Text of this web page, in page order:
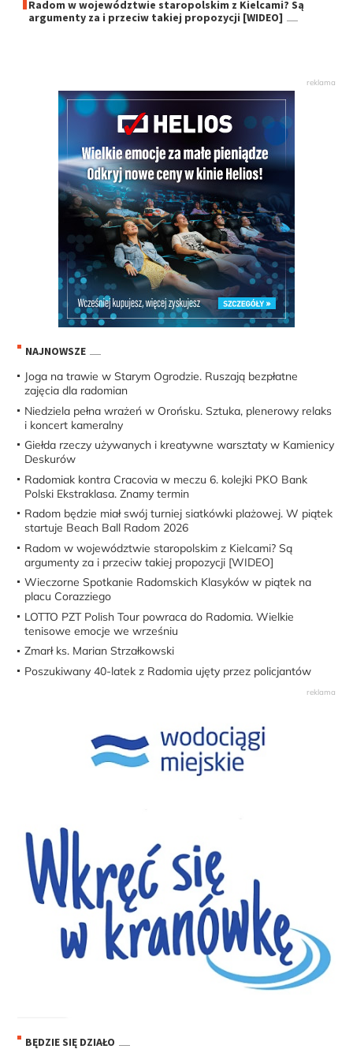
Radom w województwie staropolskim z Kielcami? Są
argumenty za i przeciw takiej propozycji [WIDEO]
NAJNOWSZE
Joga na trawie w Starym Ogrodzie. Ruszają bezpłatne
zajęcia dla radomian
Niedziela pełna wrażeń w Orońsku. Sztuka, plenerowy relaks
i koncert kameralny
Giełda rzeczy używanych i kreatywne warsztaty w Kamienicy
Deskurów
Radomiak kontra Cracovia w meczu 6. kolejki PKO Bank
Polski Ekstraklasa. Znamy termin
Radom będzie miał swój turniej siatkówki plażowej. W piątek
startuje Beach Ball Radom 2026
Radom w województwie staropolskim z Kielcami? Są
argumenty za i przeciw takiej propozycji [WIDEO]
Wieczorne Spotkanie Radomskich Klasyków w piątek na
placu Corazziego
LOTTO PZT Polish Tour powraca do Radomia. Wielkie
tenisowe emocje we wrześniu
Zmarł ks. Marian Strzałkowski
Poszukiwany 40-latek z Radomia ujęty przez policjantów
BĘDZIE SIĘ DZIAŁO